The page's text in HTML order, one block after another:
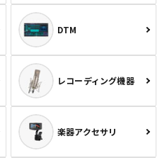
DTM
レコーディング機器
楽器アクセサリ